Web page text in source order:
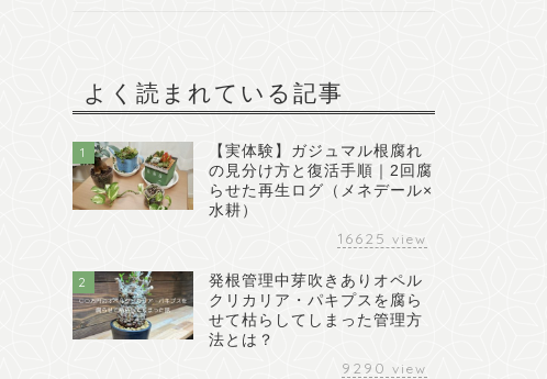
よく読まれている記事
1
【実体験】ガジュマル根腐れ
の見分け方と復活手順｜2回腐
らせた再生ログ（メネデール×
水耕）
16625 view
2
発根管理中芽吹きありオペル
クリカリア・パキプスを腐ら
せて枯らしてしまった管理方
法とは？
9290 view